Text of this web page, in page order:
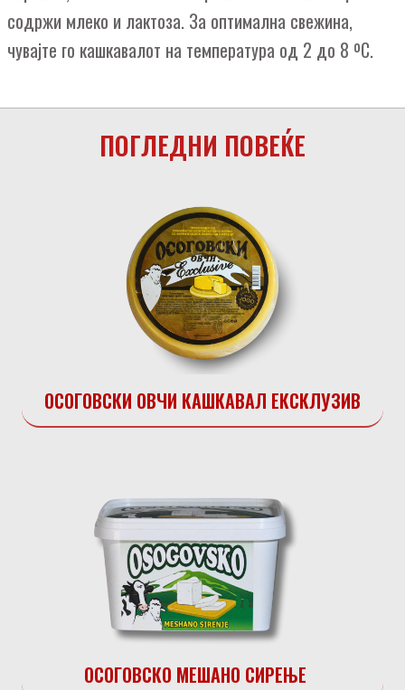
содржи млеко и лактоза. За оптимална свежина,
чувајте го кашкавалот на температура од 2 до 8 ºC.
ПОГЛЕДНИ ПОВЕЌЕ
ОСОГОВСКИ ОВЧИ КАШКАВАЛ ЕКСКЛУЗИВ
ОСОГОВСКО МЕШАНО СИРЕЊЕ